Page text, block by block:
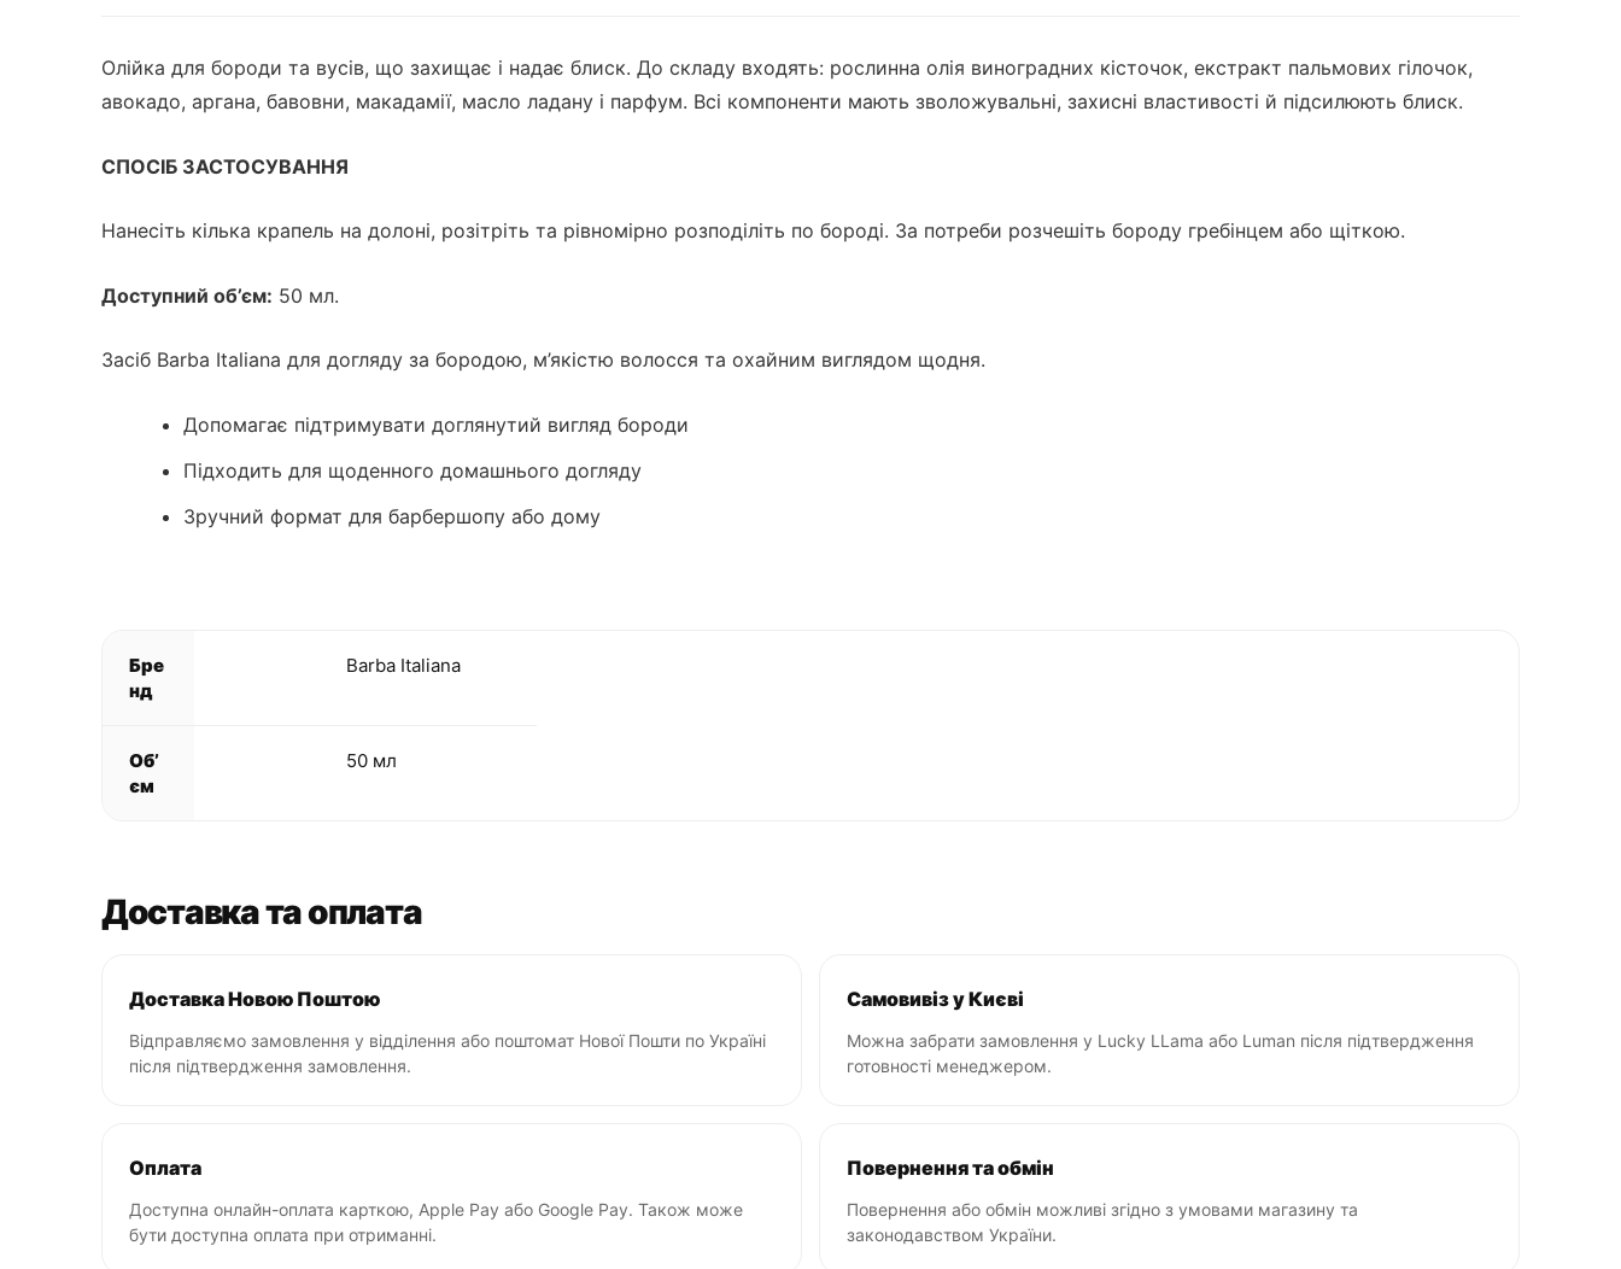
Олійка для бороди та вусів, що захищає і надає блиск. До складу входять: рослинна олія виноградних кісточок, екстракт пальмових гілочок,
авокадо, аргана, бавовни, макадамії, масло ладану і парфум. Всі компоненти мають зволожувальні, захисні властивості й підсилюють блиск.
СПОСІБ ЗАСТОСУВАННЯ
Нанесіть кілька крапель на долоні, розітріть та рівномірно розподіліть по бороді. За потреби розчешіть бороду гребінцем або щіткою.
Доступний об’єм: 50 мл.
Засіб Barba Italiana для догляду за бородою, м’якістю волосся та охайним виглядом щодня.
Допомагає підтримувати доглянутий вигляд бороди
Підходить для щоденного домашнього догляду
Зручний формат для барбершопу або дому
Бре
нд
Barba Italiana
Об’
єм
50 мл
Доставка та оплата
Доставка Новою Поштою
Відправляємо замовлення у відділення або поштомат Нової Пошти по Україні
після підтвердження замовлення.
Самовивіз у Києві
Можна забрати замовлення у Lucky LLama або Luman після підтвердження
готовності менеджером.
Оплата
Доступна онлайн-оплата карткою, Apple Pay або Google Pay. Також може
бути доступна оплата при отриманні.
Повернення та обмін
Повернення або обмін можливі згідно з умовами магазину та
законодавством України.